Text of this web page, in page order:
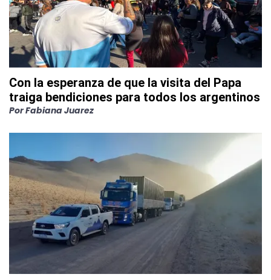
Con la esperanza de que la visita del Papa
traiga bendiciones para todos los argentinos
PorFabiana Juarez